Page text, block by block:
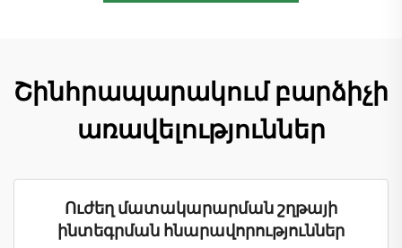
Շինհրապարակում բարձիչի
առավելություններ
Ուժեղ մատակարարման շղթայի
ինտեգրման հնարավորություններ